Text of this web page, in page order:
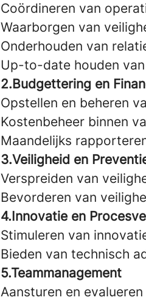
Coördineren van
Waarborgen van
Onderhouden van
Up-to-date houden
2.Budgettering en
Opstellen en beheren
Kostenbeheer binnen
Maandelijks
3.Veiligheid en
Verspreiden van
Bevorderen van
4.Innovatie en
Stimuleren van
Bieden van technisch
5.Teammanagement
Aansturen en